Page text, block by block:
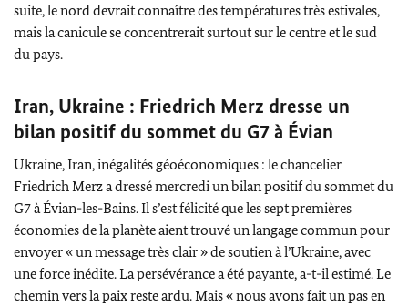
suite, le nord devrait connaître des températures très estivales,
mais la canicule se concentrerait surtout sur le centre et le sud
du pays.
Iran, Ukraine : Friedrich Merz dresse un
bilan positif du sommet du G7 à Évian
Ukraine, Iran, inégalités géoéconomiques : le chancelier
Friedrich Merza dressé mercredi un bilan positif du sommet du
G7 à Évian-les-Bains. Il s’est félicité que les sept premières
économies de la planète aient trouvé un langage commun pour
envoyer « un message très clair » de soutien à l’Ukraine, avec
une force inédite. La persévérance a été payante, a-t-il estimé. Le
chemin vers la paix reste ardu. Mais « nous avons fait un pas en